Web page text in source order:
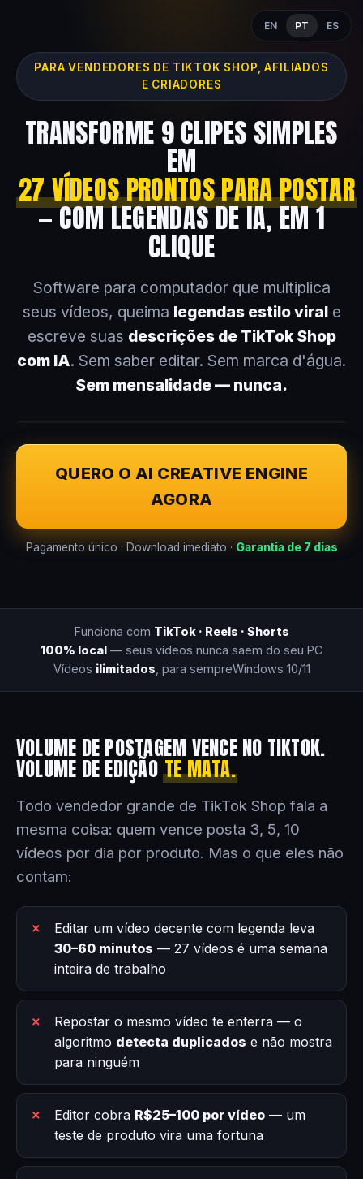
EN PT ES
PARA VENDEDORES DE TIKTOK SHOP, AFILIADOS
E CRIADORES
TRANSFORME 9 CLIPES SIMPLES
EM
27 VÍDEOS PRONTOS PARA POSTAR
— COM LEGENDAS DE IA, EM 1
CLIQUE
Software para computador que multiplica
seus vídeos, queima legendas estilo virale
escreve suas descrições de TikTok Shop
com IA. Sem saber editar. Sem marca d'água.
Sem mensalidade — nunca.
QUERO O AI CREATIVE ENGINE
AGORA
Pagamento único · Download imediato · Garantia de 7 dias
Funciona com TikTok · Reels · Shorts
100% local — seus vídeos nunca saem do seu PC
Vídeos ilimitados , para sempreWindows 10/11
VOLUME DE POSTAGEM VENCE NO TIKTOK.
VOLUME DE EDIÇÃOTE MATA.
Todo vendedor grande de TikTok Shop fala a
mesma coisa: quem vence posta 3, 5, 10
vídeos por dia por produto. Mas o que eles não
contam:
Editar um vídeo decente com legenda leva
30–60 minutos — 27 vídeos é uma semana
inteira de trabalho
Repostar o mesmo vídeo te enterra — o
algoritmo detecta duplicados e não mostra
para ninguém
Editor cobra R$25–100 por vídeo — um
teste de produto vira uma fortuna